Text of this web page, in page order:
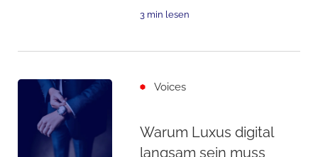
3 min lesen
Voices
Warum Luxus digital
langsam sein muss